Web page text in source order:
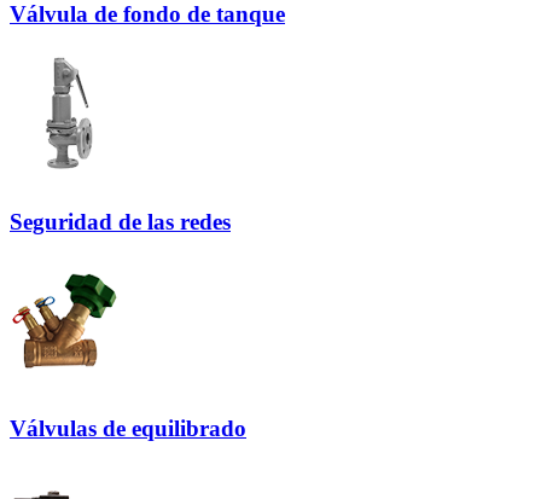
Válvula de fondo de tanque
Seguridad de las redes
Válvulas de equilibrado